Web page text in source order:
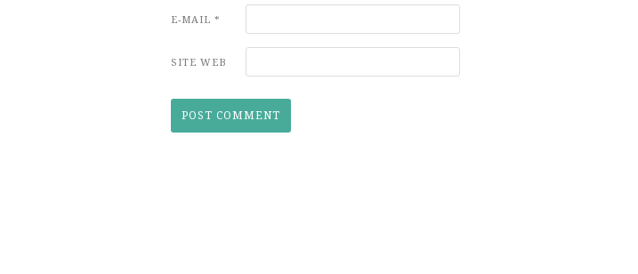
E-MAIL *
SITE WEB